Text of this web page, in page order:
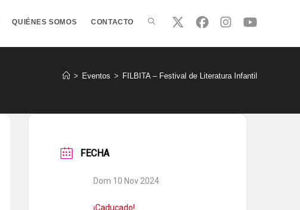
QUIÉNES SOMOS CONTACTO ALTERNAR
> Eventos > FILBITA – Festival de Literatura Infantil
FECHA
Dom 10 Nov 2024
¡Caducado!